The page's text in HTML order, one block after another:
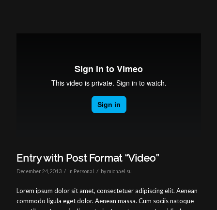
Entry with Post Format “Video”
December 24, 2013 / in Personal / by michael su
Lorem ipsum dolor sit amet, consectetuer adipiscing elit. Aenean
commodo ligula eget dolor. Aenean massa. Cum sociis natoque